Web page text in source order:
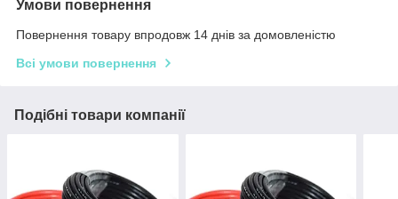
Умови повернення
Повернення товару впродовж 14 днів за домовленістю
Всі умови повернення
Подібні товари компанії